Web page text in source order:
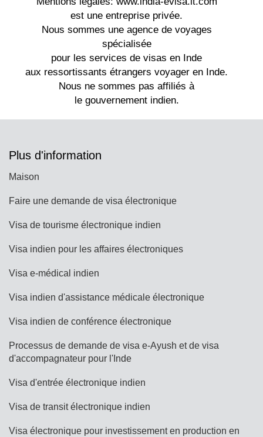
Plus d'information
Maison
Faire une demande de visa électronique
Visa de tourisme électronique indien
Visa indien pour les affaires électroniques
Visa e-médical indien
Visa indien d'assistance médicale électronique
Visa indien de conférence électronique
Processus de demande de visa e-Ayush et de visa
d'accompagnateur pour l'Inde
Visa d'entrée électronique indien
Visa de transit électronique indien
Visa électronique pour investissement en production en